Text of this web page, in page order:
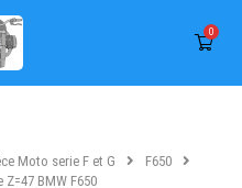
0
Moto serie F et G
F650
Z=47 BMW F650